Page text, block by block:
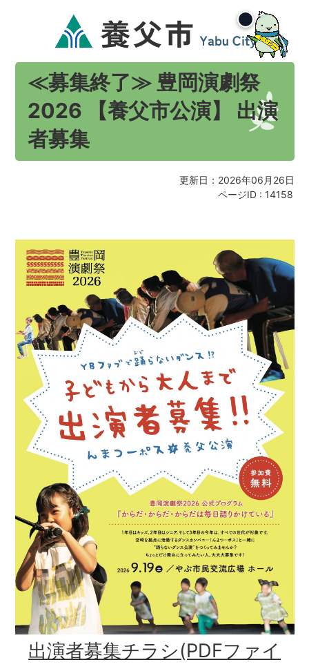
≪募集終了≫ 豊岡演劇祭
2026 【養父市公演】 出演
者募集
更新日：2026年06月26日
ページID : 14158
出演者募集チラシ(PDFファイ